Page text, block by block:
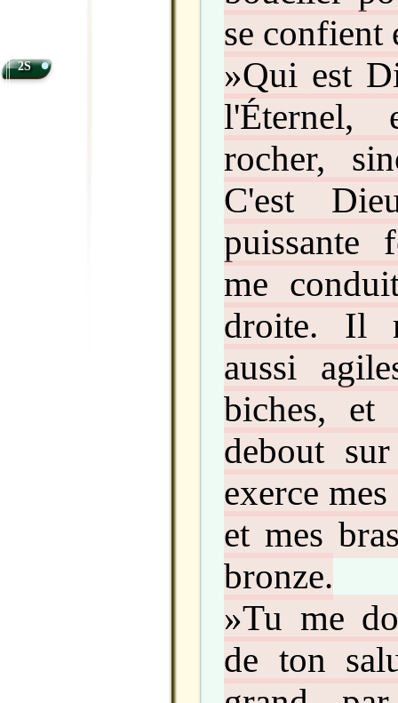
se confient
»Qui est
rocher,
C'est
puissante
me
droite. Il
aussi
biches,
debout
exerce
et mes
bronze.
»Tu me
de ton
2S •